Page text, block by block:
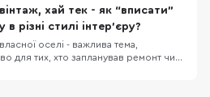
Type-C, але це зовсім не означає,
хай тек - як “вписати”
в різні стилі інтер’єру?
оселі - важлива тема,
для тих, хто запланував ремонт чи